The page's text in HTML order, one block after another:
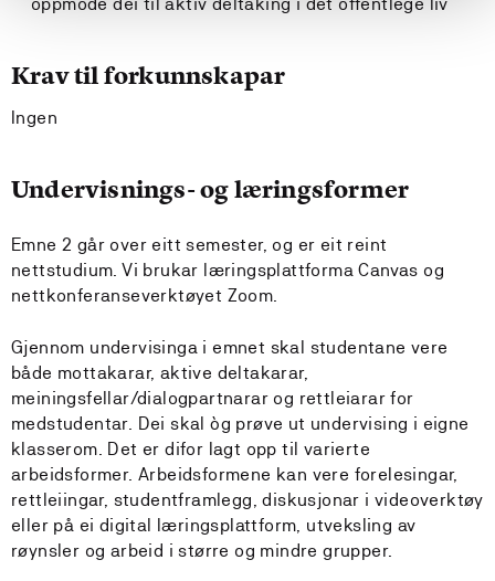
Krav til forkunnskapar
Ingen
Undervisnings- og læringsformer
Emne 2 går over eitt semester, og er eit reint
nettstudium. Vi brukar læringsplattforma Canvas og
nettkonferanseverktøyet Zoom.
Gjennom undervisinga i emnet skal studentane vere
både mottakarar, aktive deltakarar,
meiningsfellar/dialogpartnarar og rettleiarar for
medstudentar. Dei skal òg prøve ut undervising i eigne
klasserom. Det er difor lagt opp til varierte
arbeidsformer. Arbeidsformene kan vere forelesingar,
rettleiingar, studentframlegg, diskusjonar i videoverktøy
eller på ei digital læringsplattform, utveksling av
røynsler og arbeid i større og mindre grupper.